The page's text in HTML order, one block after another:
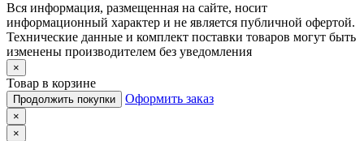
Вся информация, размещенная на сайте, носит
информационный характер и не является публичной офертой.
Технические данные и комплект поставки товаров могут быть
изменены производителем без уведомления
×
Товар в корзине
Продолжить покупки Оформить заказ
×
×